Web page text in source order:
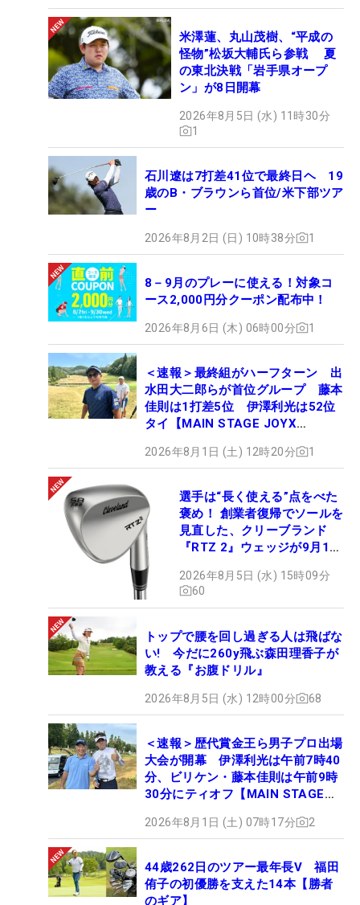
米澤蓮、丸山茂樹、“平成の
怪物”松坂大輔氏ら参戦 夏
の東北決戦「岩手県オープ
ン」が8日開幕
2026年8月5日 (水) 11時30分
1
石川遼は7打差41位で最終日ヘ 19
歳のB・ブラウンら首位/米下部ツア
ー
2026年8月2日 (日) 10時38分 1
8－9月のプレーに使える！対象コ
ース2,000円分クーポン配布中！
2026年8月6日 (木) 06時00分 1
＜速報＞最終組がハーフターン 出
水田大二郎らが首位グループ 藤本
佳則は1打差5位 伊澤利光は52位
タイ【MAIN STAGE JOYX
2026年8月1日 (土) 12時20分 1
選手は“長く使える”点をべた
褒め！ 創業者復帰でソールを
見直した、クリーブランド
『RTZ 2』ウェッジが9月12
2026年8月5日 (水) 15時09分
60
トップで腰を回し過ぎる人は飛ばな
い! 今だに260y飛ぶ森田理香子が
教える『お腹ドリル』
2026年8月5日 (水) 12時00分 68
＜速報＞歴代賞金王ら男子プロ出場
大会が開幕 伊澤利光は午前7時40
分、ビリケン・藤本佳則は午前9時
30分にティオフ【MAIN STAGE
2026年8月1日 (土) 07時17分 2
44歳262日のツアー最年長V 福田
侑子の初優勝を支えた14本【勝者
のギア】